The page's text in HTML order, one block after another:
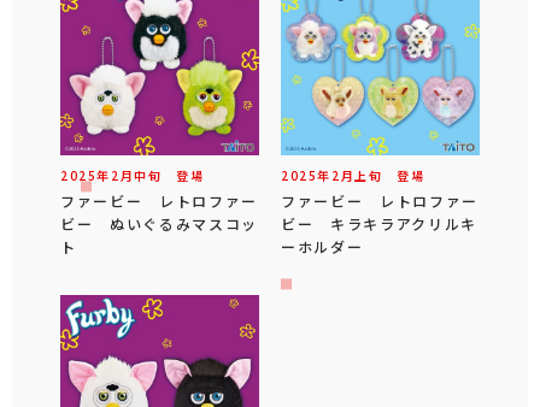
2025年 2 月中旬 登場
ファービー レトロファー
ビー ぬいぐるみマスコッ
ト
2025年 2 月 上旬 登場
ファービー レトロファー
ビー キラキラアクリルキ
ーホルダー